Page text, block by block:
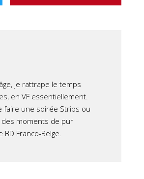
je rattrape le temps
en VF essentiellement.
faire une soirée Strips ou
moments de pur
Franco-Belge.